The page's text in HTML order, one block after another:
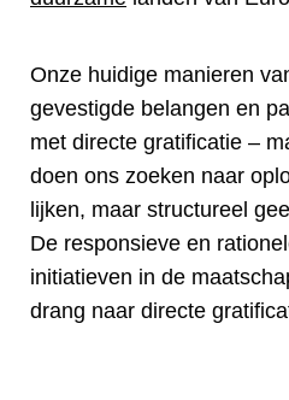
Onze huidige manieren
gevestigde belangen en
met directe gratificatie –
doen ons zoeken naar
lijken, maar structureel
De responsieve en
initiatieven in de
drang naar directe